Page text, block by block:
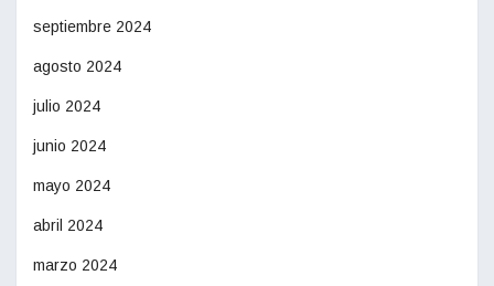
septiembre 2024
agosto 2024
julio 2024
junio 2024
mayo 2024
abril 2024
marzo 2024